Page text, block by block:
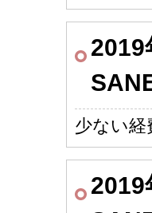
2019
少ない経
2019